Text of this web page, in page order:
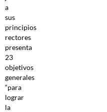
a
sus
principios
rectores
presenta
23
objetivos
generales
“para
lograr
la